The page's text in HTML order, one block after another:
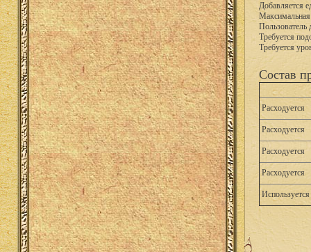
Добавляется
Максимальная
Пользователь
Требуется
Требуется
Состав
Расходуется
Расходуется
Расходуется
Расходуется